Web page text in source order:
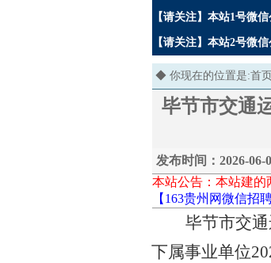
【请关注】本站1号微
【请关注】本站2号微
◆ 你现在的位置是:首页
毕节市交通
发布时间：2026-06-
本站公告：本站建的
【163贵州网微信
毕节市交
下属事业单位